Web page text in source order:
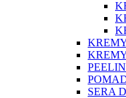
SERA